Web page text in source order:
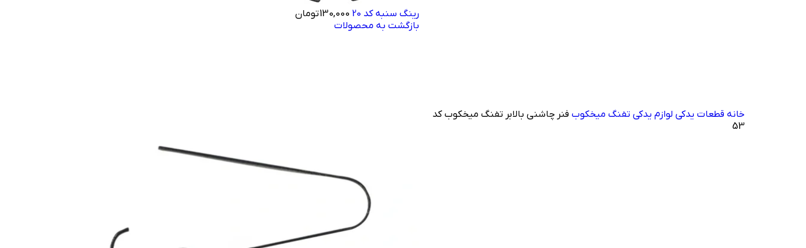
خانه قطعات یدکی لوازم یدکی تفنگ میخکوب فنر چاشنی بالابر تفنگ میخکوب کد
53
رینگ سنبه کد 20 130,000تومان
بازگشت به محصولات